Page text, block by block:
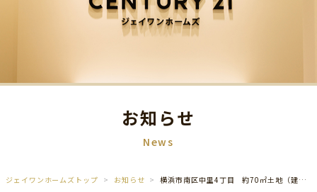
お知らせ
News
ジェイワンホームズトップ お知らせ 横浜市南区中里4丁目 約70㎡土地（建物あり）の売却（買取）査定のご依頼を承りました